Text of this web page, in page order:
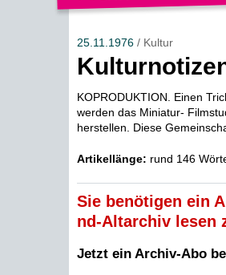
25.11.1976/ Kultur
KOPRODUKTION. Einen
werden das Miniatur-
herstellen. Diese
Artikellänge: rund 146
Sie benötigen ein
nd-Altarchiv lesen
Jetzt ein Archiv-Abo